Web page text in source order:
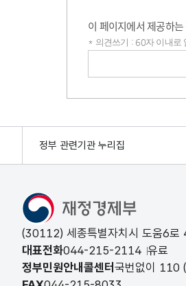
이 페이지에서 제공하
* 의견쓰기 : 60자 이내로
정부 관련기관 누리집
(30112) 세종특별자치시 도움6로
대표전화044-215-2114 유료
정부민원안내콜센터 국번없이 110